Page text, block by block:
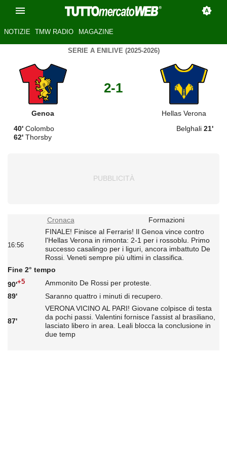
NOTIZIE TMW RADIO MAGAZINE
SERIE A ENILIVE (2025-2026)
Genoa
2-1
Hellas Verona
40' Colombo
62' Thorsby
Belghali 21'
Cronaca Formazioni
16:56
FINALE! Finisce al Ferraris! Il Genoa vince contro
l'Hellas Verona in rimonta: 2-1 per i rossoblu. Primo
successo casalingo per i liguri, ancora imbattuto De
Rossi. Veneti sempre più ultimi in classifica.
Fine 2° tempo
90'+5
Ammonito De Rossi per proteste.
89'
Saranno quattro i minuti di recupero.
87'
VERONA VICINO AL PARI! Giovane colpisce di testa
da pochi passi. Valentini fornisce l'assist al brasiliano,
lasciato libero in area. Leali blocca la conclusione in
due temp